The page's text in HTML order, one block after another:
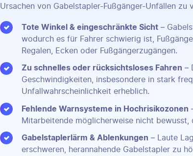
Ursachen von Gabelstapler-Fußgänger-Unfällen zu
Tote Winkel & eingeschränkte Sicht –
wodurch es für Fahrer schwierig ist,
Regalen, Ecken oder Fußgängerzugängen.
Zu schnelles oder rücksichtsloses Fahren –
Geschwindigkeiten, insbesondere in stark
Unfallwahrscheinlichkeit erheblich.
Fehlende Warnsysteme in Hochrisikozonen
Mitarbeitende möglicherweise nicht bewusst,
Gabelstaplerlärm & Ablenkungen – Laute
erschweren, herannahende Gabelstapler zu